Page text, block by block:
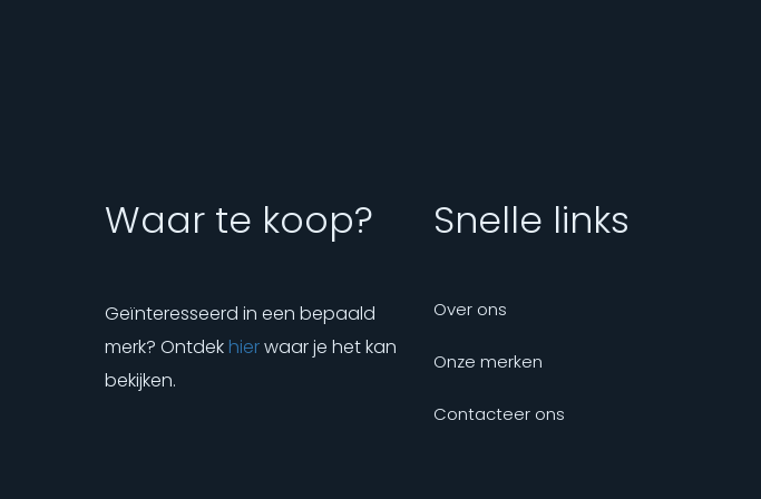
Waar te koop?
Geïnteresseerd in een bepaald
merk? Ontdek hierwaar je het kan
bekijken.
Snelle links
Over ons
Onze merken
Contacteer ons